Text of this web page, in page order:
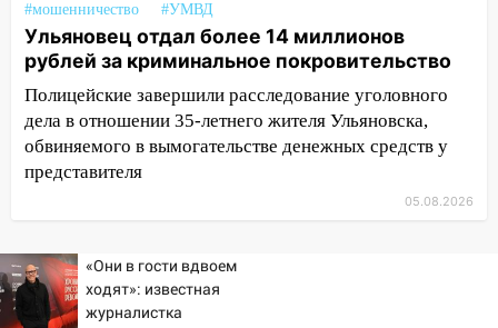
11:00 В Канадее горел жилой дом
10:18
Губернатор Ульяновской области:
уничтожено четыре беспилотника в
регионе
10:00 В Ульяновске дотла сгорел
легковой автомобиль
наркодилеров, снабжавших две области
09:25
Вынесли приговор дебоширам,
избившим мужчину в трамвае
#мошенничество
#УМВД
Ульяновец отдал более 14 миллионов
рублей за криминальное покровительство
Полицейские завершили расследование уголовного
дела в отношении 35-летнего жителя Ульяновска,
обвиняемого в вымогательстве денежных средств у
представителя
05.08.2026
«Они в гости вдвоем
ходят»: известная
журналистка